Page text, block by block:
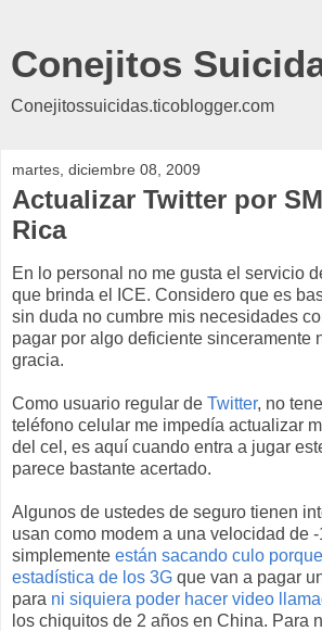
Conejitos
Conejitossuicidas.ticoblogger.com
martes, diciembre 08, 2009
Actualizar Twitter por
Rica
En lo personal no me gusta el servicio
que brinda el ICE. Considero que es
sin duda no cumbre mis necesidades
pagar por algo deficiente sinceramente
gracia.
Como usuario regular de Twitter, no
teléfono celular me impedía actualizar
del cel, es aquí cuando entra a jugar
parece bastante acertado.
Algunos de ustedes de seguro tienen
usan como modem a una velocidad de
simplemente están sacando culo
estadística de los 3G que van a pagar
para ni siquiera poder hacer video
los chiquitos de 2 años en China. Para